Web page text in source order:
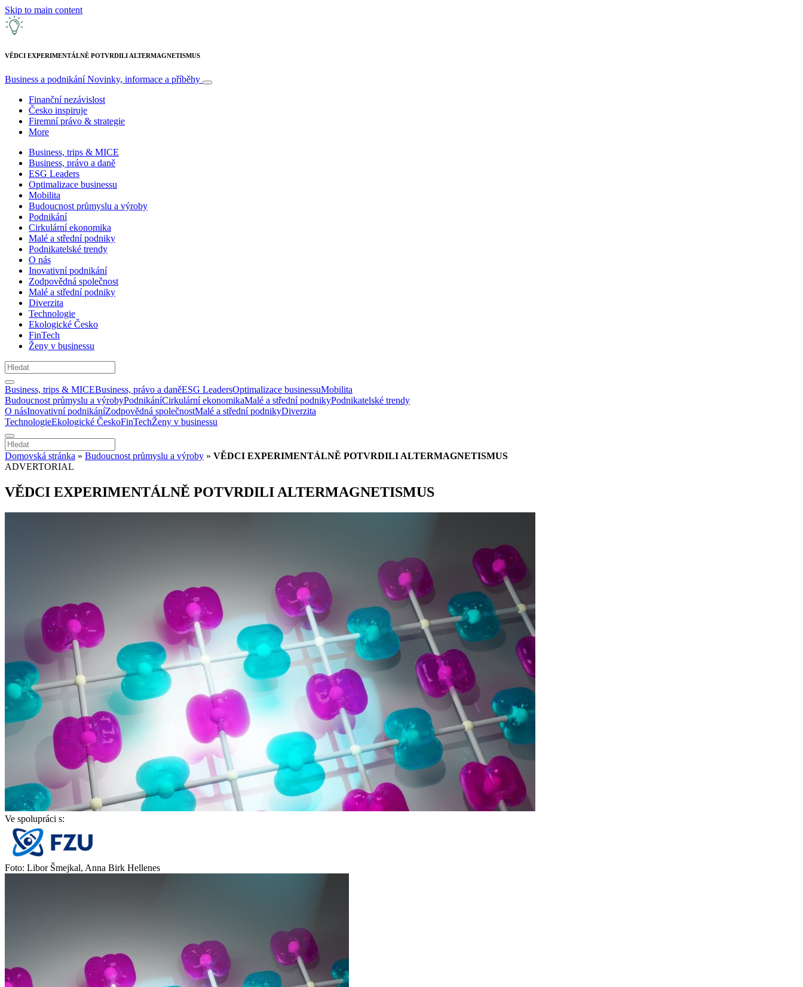
Skip to main content
VĚDCI EXPERIMENTÁLNĚ POTVRDILI ALTERMAGNETISMUS
Business a podnikáníNovinky, informace a příběhy
Finanční nezávislost
Česko inspiruje
Firemní právo & strategie
More
Business, trips & MICE
Business, právo a daně
ESG Leaders
Optimalizace businessu
Mobilita
Budoucnost průmyslu a výroby
Podnikání
Cirkulární ekonomika
Malé a střední podniky
Podnikatelské trendy
O nás
Inovativní podnikání
Zodpovědná společnost
Malé a střední podniky
Diverzita
Technologie
Ekologické Česko
FinTech
Ženy v businessu
Business, trips & MICEBusiness, právo a daněESG LeadersOptimalizace businessuMobilita
Budoucnost průmyslu a výrobyPodnikáníCirkulární ekonomikaMalé a střední podnikyPodnikatelské trendy
O násInovativní podnikáníZodpovědná společnostMalé a střední podnikyDiverzita
TechnologieEkologické ČeskoFinTechŽeny v businessu
Domovská stránka » Budoucnost průmyslu a výroby » VĚDCI EXPERIMENTÁLNĚ POTVRDILI ALTERMAGNETISMUS
ADVERTORIAL
VĚDCI EXPERIMENTÁLNĚ POTVRDILI ALTERMAGNETISMUS
Ve spolupráci s:
Foto: Libor Šmejkal, Anna Birk Hellenes